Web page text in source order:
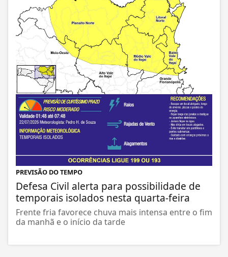
PREVISÃO DO TEMPO
Defesa Civil alerta para possibilidade de
temporais isolados nesta quarta-feira
Frente fria favorece chuva mais intensa entre o fim
da manhã e o início da tarde